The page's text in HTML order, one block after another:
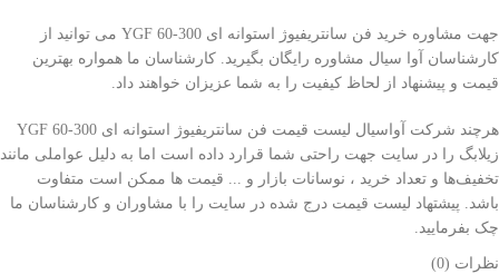
جهت مشاوره خرید فن سانتریفیوژ استوانه ای YGF 60-300 می توانید از
کارشناسان آوا سیال مشاوره رایگان بگیرید. کارشناسان ما همواره بهترین
قیمت و پیشنهاد از لحاظ کیفیت را به شما عزیزان خواهند داد.
هرچند شرکت آواسیال لیست قیمت فن سانتریفیوژ استوانه ای YGF 60-300
زیلابگ را در سایت جهت راحتی شما قرارد داده است اما به دلیل عواملی مانند
تخفیف‌ها و تعداد خرید ، نوسانات بازار و ... قیمت ها ممکن است متفاوت
باشد. پیشتهاد لیست قیمت درج شده در سایت را با مشاوران و کارشناسان ما
چک بفرمایید.
نظرات (0)